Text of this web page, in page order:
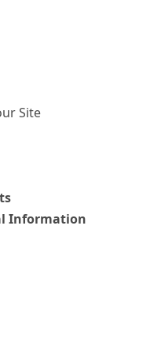
Site
Information